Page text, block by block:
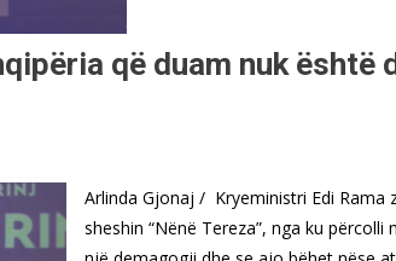
që duam nuk është
Arlinda Gjonaj / Kryeministri Edi
sheshin “Nënë Tereza”, nga ku